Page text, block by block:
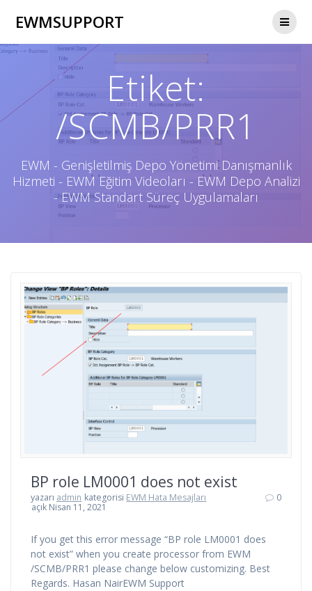
EWMSUPPORT
Etiket:
/SCMB/PRR1
EWM - Genişletilmiş Depo Yönetimi Danışmanlık
Hizmeti - EWM Eğitim Videoları - EWM Depo Analizi
- EWM Standart Süreç Uygulamaları
BP role LM0001 does not exist
yazarı admin kategorisi EWM Hata Mesajları
açık Nisan 11, 2021
0
If you get this error message “BP role LM0001 does
not exist” when you create processor from EWM
/SCMB/PRR1 please change below customizing. Best
Regards. Hasan NairEWM Support